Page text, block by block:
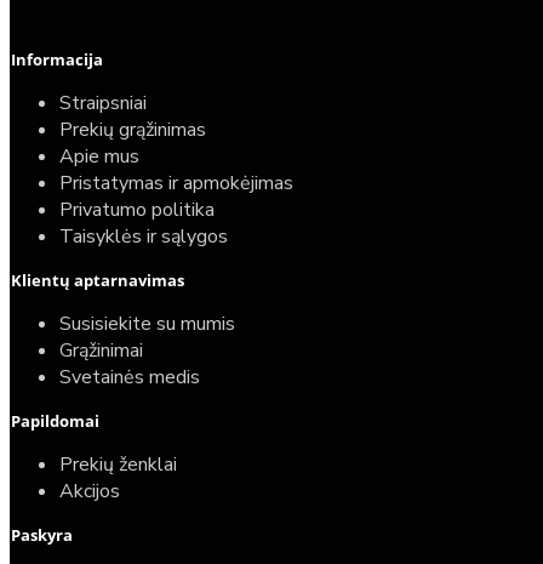
Informacija
Straipsniai
Prekių grąžinimas
Apie mus
Pristatymas ir apmokėjimas
Privatumo politika
Taisyklės ir sąlygos
Klientų aptarnavimas
Susisiekite su mumis
Grąžinimai
Svetainės medis
Papildomai
Prekių ženklai
Akcijos
Paskyra